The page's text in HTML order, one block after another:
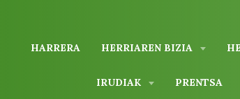
HARRERA HERRIAREN BIZIA
IRUDIAK PRENTSA